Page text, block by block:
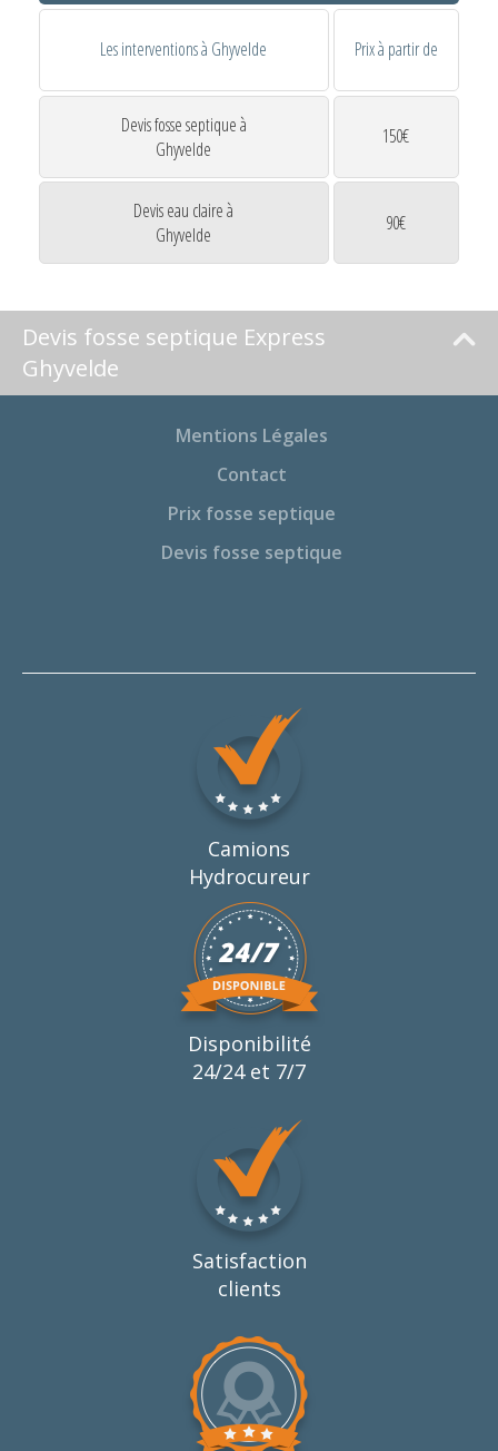
Les interventions à Ghyvelde Prix à partir de
Devis fosse septique à
Ghyvelde
150€
Devis eau claire à
Ghyvelde
90€
Devis fosse septique Express
Ghyvelde
Mentions Légales
Contact
Prix fosse septique
Devis fosse septique
Camions
Hydrocureur
Disponibilité
24/24 et 7/7
Satisfaction
clients